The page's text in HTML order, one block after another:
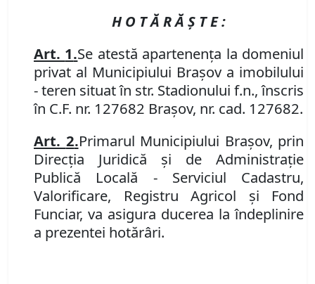
H O T Ă R Ă Ş T E :
Art. 1.Se atestă apartenența la domeniul
privat al Municipiului Brașov a imobilului
- teren situat în str. Stadionului f.n., înscris
în C.F. nr. 127682 Brașov, nr. cad. 127682.
Art. 2.Primarul Municipiului Brașov, prin
Direcția Juridică și de Administrație
Publică Locală - Serviciul Cadastru,
Valorificare, Registru Agricol și Fond
Funciar, va asigura ducerea laîndeplinire
a prezentei hotărâri.